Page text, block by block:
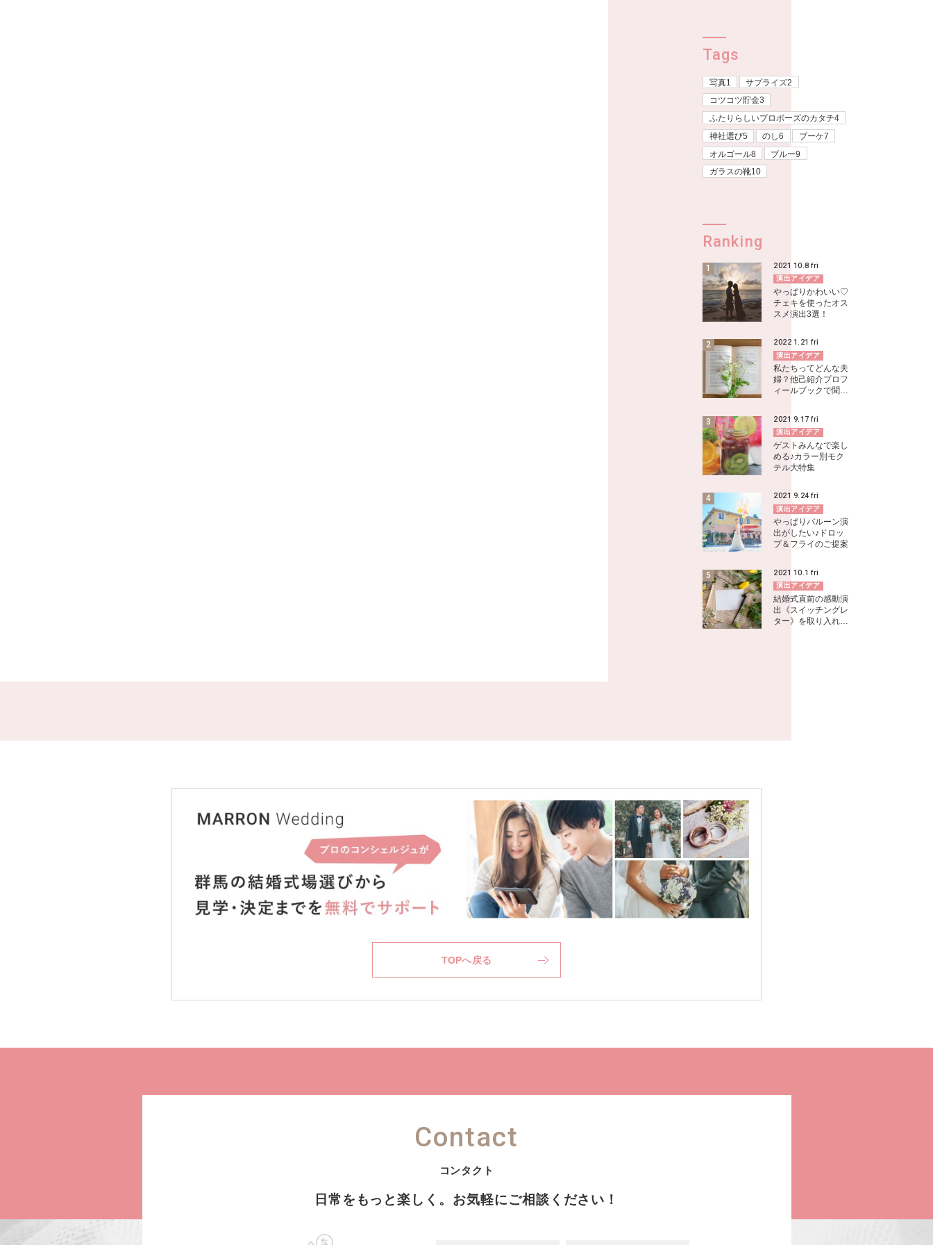
Tags
写真1
サプライズ2
コツコツ貯金3
ふたりらしいプロポーズのカタチ4
神社選び5
のし6
ブーケ7
オルゴール8
ブルー9
ガラスの靴10
Ranking
2021 10.8 fri
演出アイデア
やっぱりかわいい♡
チェキを使ったオス
スメ演出3選！
2022 1.21 fri
演出アイデア
私たちってどんな夫
婦？他己紹介プロフ
ィールブックで聞…
2021 9.17 fri
演出アイデア
ゲストみんなで楽し
める♪カラー別モク
テル大特集
2021 9.24 fri
演出アイデア
やっぱりバルーン演
出がしたい♪ドロッ
プ＆フライのご提案
2021 10.1 fri
演出アイデア
結婚式直前の感動演
出《スイッチングレ
ター》を取り入れ…
TOPへ戻る
Contact
日常をもっと楽しく。 お気軽にご相談ください！